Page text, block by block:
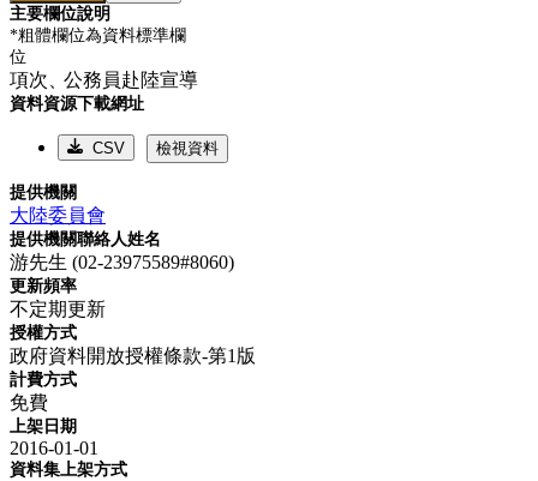
主要欄位說明
*粗體欄位為資料標準欄
位
項次、公務員赴陸宣導
資料資源下載網址
CSV 檢視資料
提供機關
大陸委員會
提供機關聯絡人姓名
游先生 (02-23975589#8060)
更新頻率
不定期更新
授權方式
政府資料開放授權條款-第1版
計費方式
免費
上架日期
2016-01-01
資料集上架方式